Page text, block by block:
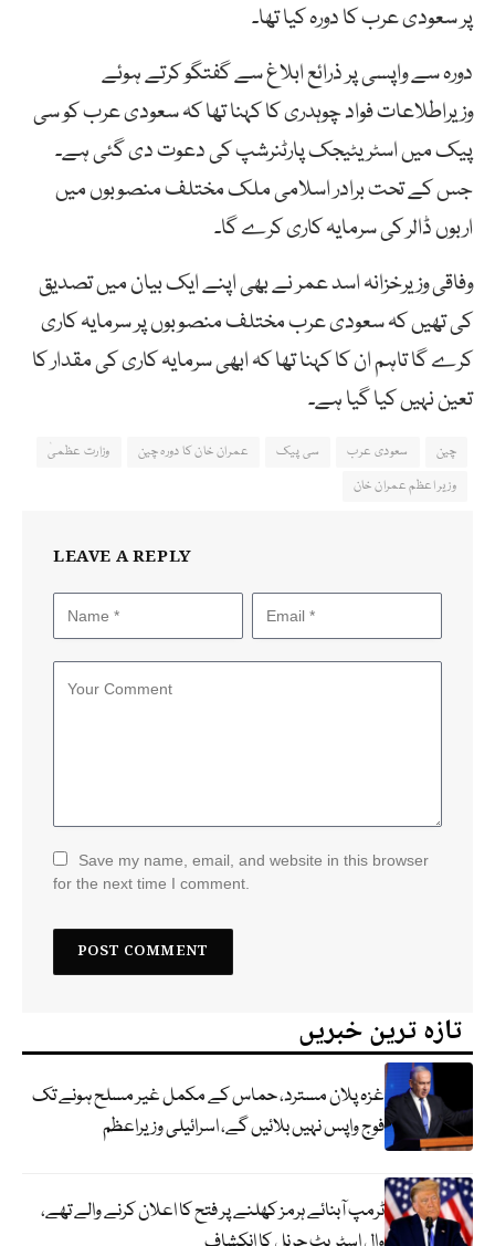
پر سعودی عرب کا دورہ کیا تھا۔
دورہ سے واپسی پر ذرائع ابلاغ سے گفتگو کرتے ہوئے
وزیراطلاعات فواد چوہدری کا کہنا تھا کہ سعودی عرب کو سی
پیک میں اسٹریٹیجک پارٹنرشپ کی دعوت دی گئی ہے۔
جس کے تحت برادر اسلامی ملک مختلف منصوبوں میں
اربوں ڈالر کی سرمایہ کاری کرے گا۔
وفاقی وزیرخزانہ اسد عمر نے بھی اپنے ایک بیان میں تصدیق
کی تھیں کہ سعودی عرب مختلف منصوبوں پر سرمایہ کاری
کرے گا تاہم ان کا کہنا تھا کہ ابھی سرمایہ کاری کی مقدار کا
تعین نہیں کیا گیا ہے۔
چین سعودی عرب سی پیک عمران خان کا دورہ چین
وزارت عظمیٰ
وزیر اعظم عمران خان
LEAVE A REPLY
Save my name, email, and website in this browser
for the next time I comment.
تازہ ترین خبریں
غزہ پلان مسترد، حماس کے مکمل غیر مسلح ہونے تک
فوج واپس نہیں بلائیں گے، اسرائیلی وزیراعظم
ٹرمپ آبنائے ہرمز کھلنے پر فتح کا اعلان کرنے والے تھے،